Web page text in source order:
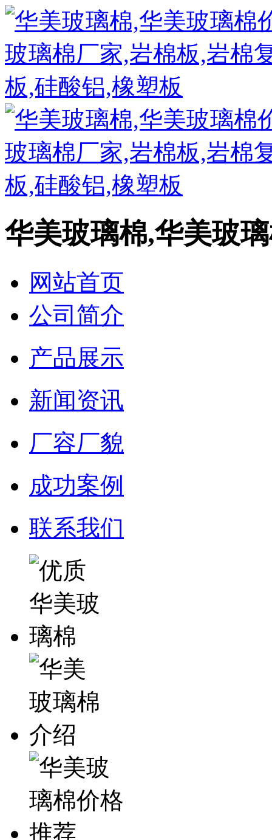
华美玻璃棉,华美玻
网站首页
公司简介
产品展示
新闻资讯
厂容厂貌
成功案例
联系我们